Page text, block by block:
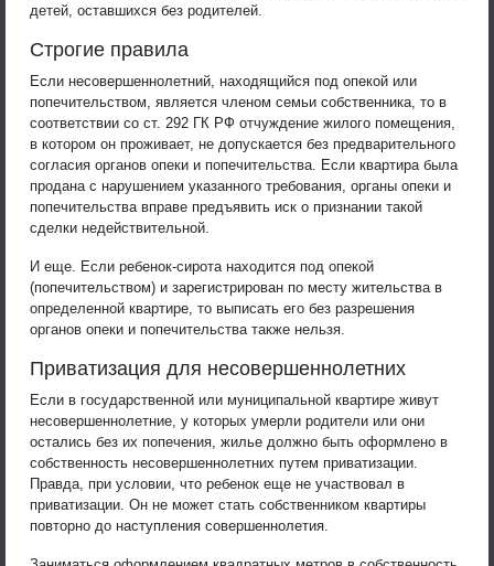
детей, оставшихся без родителей.
Строгие правила
Если несовершеннолетний, находящийся под опекой или
попечительством, является членом семьи собственника, то в
соответствии со ст. 292 ГК РФ отчуждение жилого помещения,
в котором он проживает, не допускается без предварительного
согласия органов опеки и попечительства. Если квартира была
продана с нарушением указанного требования, органы опеки и
попечительства вправе предъявить иск о признании такой
сделки недействительной.
И еще. Если ребенок-сирота находится под опекой
(попечительством) и зарегистрирован по месту жительства в
определенной квартире, то выписать его без разрешения
органов опеки и попечительства также нельзя.
Приватизация для несовершеннолетних
Если в государственной или муниципальной квартире живут
несовершеннолетние, у которых умерли родители или они
остались без их попечения, жилье должно быть оформлено в
собственность несовершеннолетних путем приватизации.
Правда, при условии, что ребенок еще не участвовал в
приватизации. Он не может стать собственником квартиры
повторно до наступления совершеннолетия.